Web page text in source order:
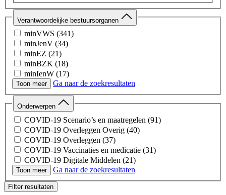
Verantwoordelijke bestuursorganen
minVWS (341)
minJenV (34)
minEZ (21)
minBZK (18)
minIenW (17)
minFin
(16)
CBG (15)
CAK (12)
minLVVN (11)
minSZW (7)
minAZ (6)
minBZ (6)
minOCW (5)
CCMO (4)
Toon meer Ga naar de zoekresultaten
Onderwerpen
COVID-19 Scenario’s en maatregelen (91)
COVID-19 Overleggen Overig (40)
COVID-19 Overleggen (37)
COVID-19 Vaccinaties en medicatie (31)
COVID-19 Digitale Middelen (21)
COVID-19 Testen (21)
COVID-19 Woo-besluiten RIVM (20)
Calamiteiten, meldingen en klachten bij de IGJ
Toon meer Ga naar de zoekresultaten
Filter resultaten